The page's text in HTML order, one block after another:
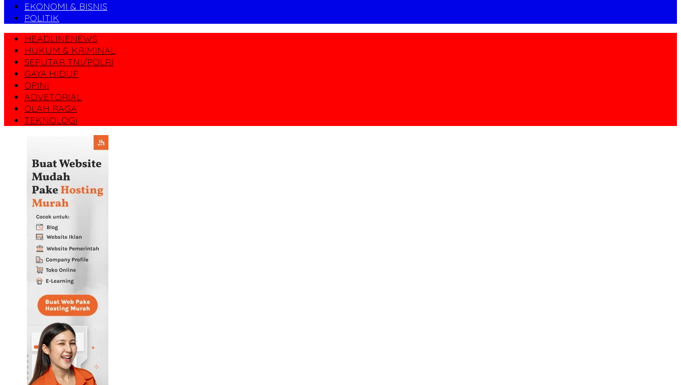
EKONOMI & BISNIS
POLITIK
HEADLINENEWS
HUKUM & KRIMINAL
SEPUTAR TNI/POLRI
GAYA HIDUP
OPINI
ADVETORIAL
OLAH RAGA
TEKNOLOGI